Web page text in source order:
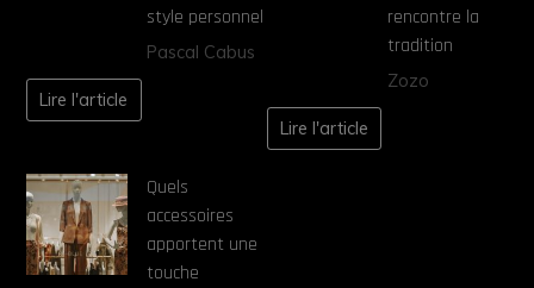
style personnel
Pascal Cabus
Lire l'article
rencontre la
tradition
Zozo
Lire l'article
Quels
accessoires
apportent une
touche